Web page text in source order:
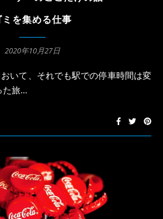
ミを集める仕事
2020年10月27日
た旅…